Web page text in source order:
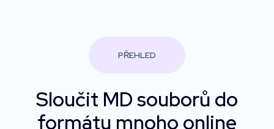
PŘEHLED
Sloučit MD souborů do
formátu mnoho online